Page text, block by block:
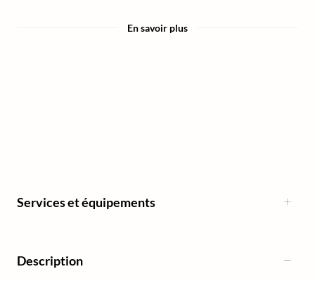
En savoir plus
Services et équipements
Description